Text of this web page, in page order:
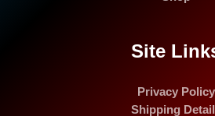
Site
Privacy Policy
Shipping